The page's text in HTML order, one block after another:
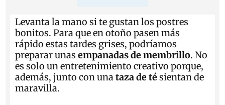
Levanta la mano si te gustan los postres
bonitos. Para que en otoño pasen más
rápido estas tardes grises, podríamos
preparar unasempanadas de membrillo. No
es solo un entretenimiento creativo porque,
además, junto con unataza de tésientan de
maravilla.